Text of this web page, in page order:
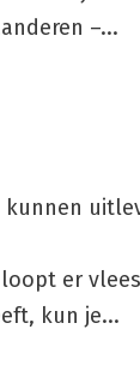
–...
kunnen
er
kun je...